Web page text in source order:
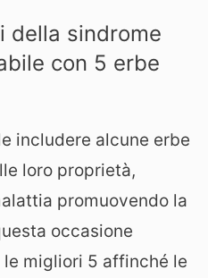
della sindrome
con 5 erbe
includere alcune erbe
loro proprietà,
promuovendo la
occasione
migliori 5 affinché le